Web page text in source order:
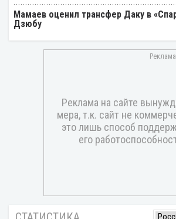
Мамаев оценил трансфер Даку в
Дзюбу